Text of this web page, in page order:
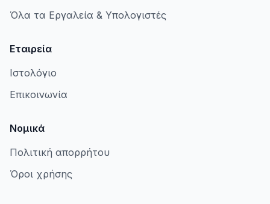
Όλα τα Εργαλεία & Υπολογιστές
Εταιρεία
Ιστολόγιο
Επικοινωνία
Νομικά
Πολιτική απορρήτου
Όροι χρήσης